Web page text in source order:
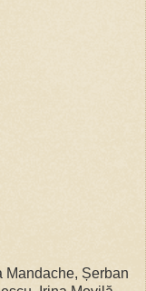
Mandache, Șerban